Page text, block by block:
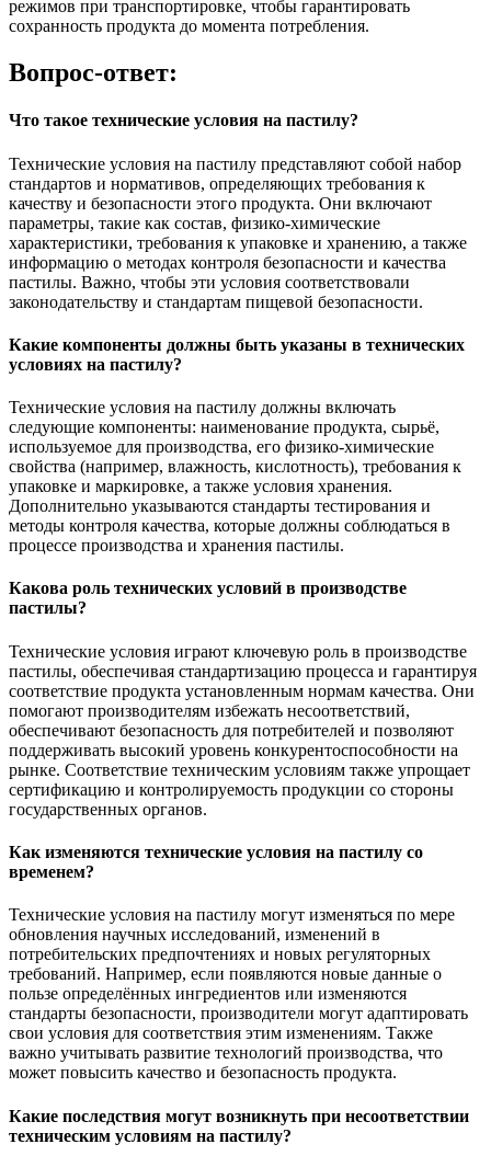
режимов при транспортировке, чтобы гарантировать
сохранность продукта до момента потребления.
Вопрос-ответ:
Что такое технические условия на пастилу?
Технические условия на пастилу представляют собой набор
стандартов и нормативов, определяющих требования к
качеству и безопасности этого продукта. Они включают
параметры, такие как состав, физико-химические
характеристики, требования к упаковке и хранению, а также
информацию о методах контроля безопасности и качества
пастилы. Важно, чтобы эти условия соответствовали
законодательству и стандартам пищевой безопасности.
Какие компоненты должны быть указаны в технических
условиях на пастилу?
Технические условия на пастилу должны включать
следующие компоненты: наименование продукта, сырьё,
используемое для производства, его физико-химические
свойства (например, влажность, кислотность), требования к
упаковке и маркировке, а также условия хранения.
Дополнительно указываются стандарты тестирования и
методы контроля качества, которые должны соблюдаться в
процессе производства и хранения пастилы.
Какова роль технических условий в производстве
пастилы?
Технические условия играют ключевую роль в производстве
пастилы, обеспечивая стандартизацию процесса и гарантируя
соответствие продукта установленным нормам качества. Они
помогают производителям избежать несоответствий,
обеспечивают безопасность для потребителей и позволяют
поддерживать высокий уровень конкурентоспособности на
рынке. Соответствие техническим условиям также упрощает
сертификацию и контролируемость продукции со стороны
государственных органов.
Как изменяются технические условия на пастилу со
временем?
Технические условия на пастилу могут изменяться по мере
обновления научных исследований, изменений в
потребительских предпочтениях и новых регуляторных
требований. Например, если появляются новые данные о
пользе определённых ингредиентов или изменяются
стандарты безопасности, производители могут адаптировать
свои условия для соответствия этим изменениям. Также
важно учитывать развитие технологий производства, что
может повысить качество и безопасность продукта.
Какие последствия могут возникнуть при несоответствии
техническим условиям на пастилу?